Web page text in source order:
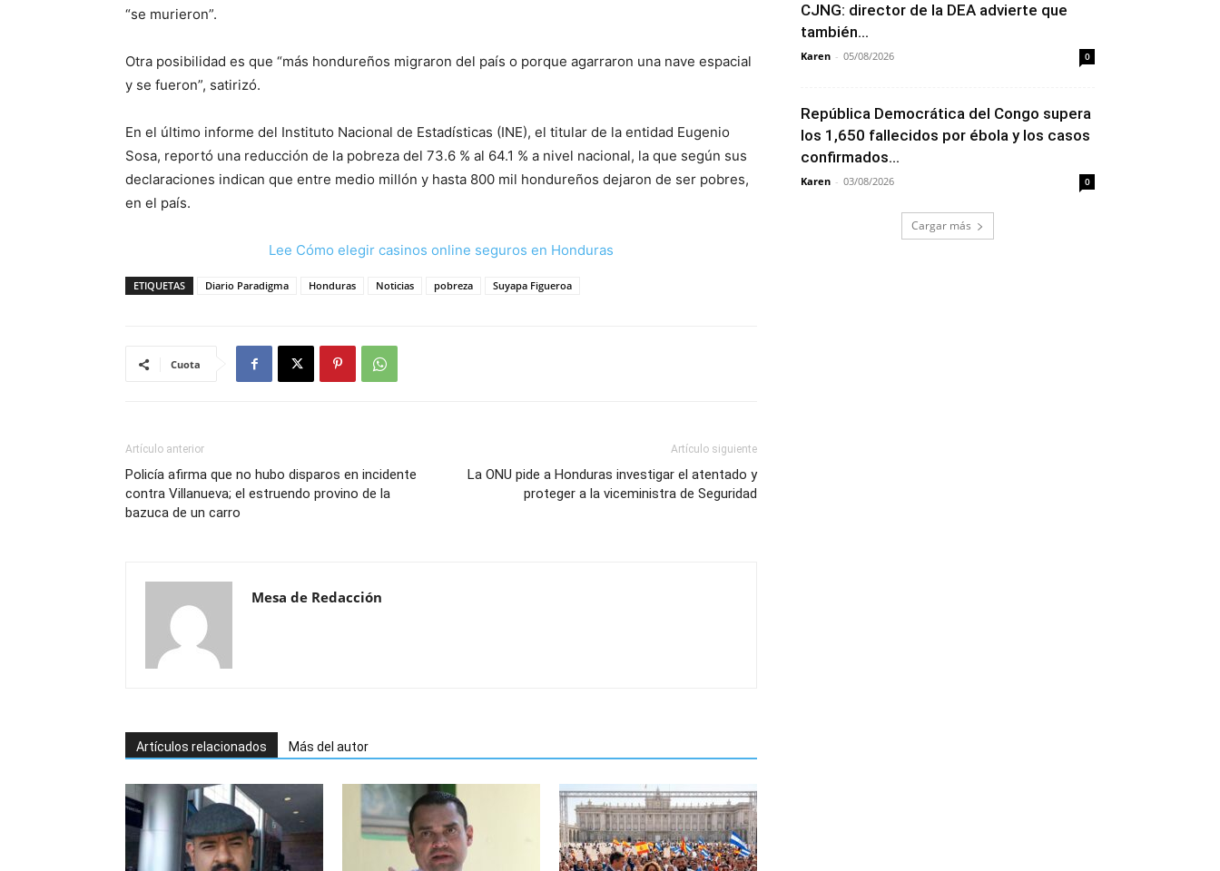
“se murieron”.
Otra posibilidad es que “más hondureños migraron del país o porque agarraron una nave espacial
y se fueron”, satirizó.
En el último informe del Instituto Nacional de Estadísticas (INE), el titular de la entidad Eugenio
Sosa, reportó una reducción de la pobreza del 73.6 % al 64.1 % a nivel nacional, la que según sus
declaraciones indican que entre medio millón y hasta 800 mil hondureños dejaron de ser pobres,
en el país.
Lee Cómo elegir casinos online seguros en Honduras
ETIQUETAS Diario Paradigma Honduras Noticias pobreza Suyapa Figueroa
Cuota
Artículo anterior
Policía afirma que no hubo disparos en incidente
contra Villanueva; el estruendo provino de la
bazuca de un carro
Artículo siguiente
La ONU pide a Honduras investigar el atentado y
proteger a la viceministra de Seguridad
Mesa de Redacción
Artículos relacionados Más del autor
CJNG: director de la DEA advierte que
también...
Karen - 05/08/2026 0
República Democrática del Congo supera
los 1,650 fallecidos por ébola y los casos
confirmados...
Karen - 03/08/2026 0
Cargar más